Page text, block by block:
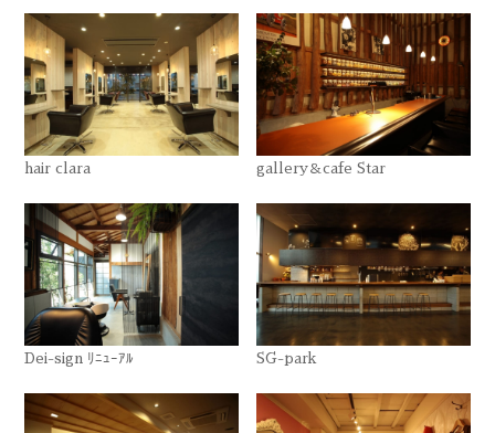
hair clara gallery＆cafe Star
Dei-sign ﾘﾆｭｰｱﾙ SG-park